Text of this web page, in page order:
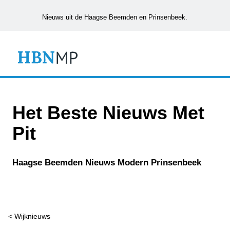
Nieuws uit de Haagse Beemden en Prinsenbeek.
Het Beste Nieuws Met
Pit
Haagse Beemden Nieuws Modern Prinsenbeek
< Wijknieuws